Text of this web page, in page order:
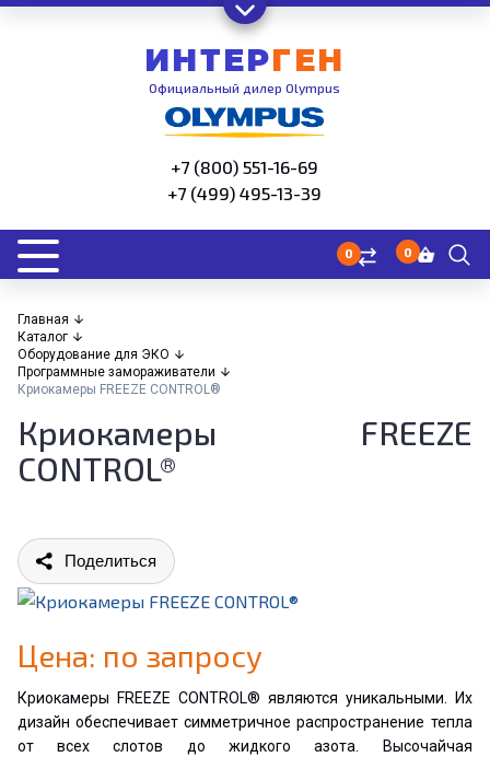
ИНТЕРГЕН
Официальный дилер Olympus
+7 (800) 551-16-69
+7 (499) 495-13-39
0 0
Главная
Каталог
Оборудование для ЭКО
Программные замораживатели
Криокамеры FREEZE CONTROL®
Криокамеры FREEZE
CONTROL®
Поделиться
Цена: по запросу
Криокамеры FREEZE CONTROL® являются уникальными. Их
дизайн обеспечивает симметричное распространение тепла
от всех слотов до жидкого азота. Высочайчая